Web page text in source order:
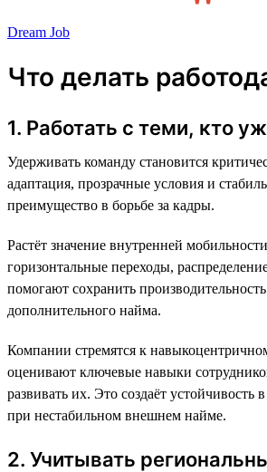
Dream Job
Что делать
1. Работать с теми, кто
Удерживать команду становится
адаптация, прозрачные условия и
преимущество в борьбе за кадры.
Растёт значение внутренней
горизонтальные переходы,
помогают сохранить производительность
дополнительного найма.
Компании стремятся к
оценивают ключевые навыки
развивать их. Это создаёт устойчивость
при нестабильном внешнем найме.
2. Учитывать